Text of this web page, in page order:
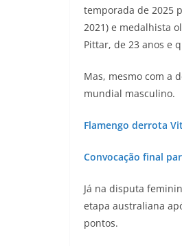
temporada de 2025
2021) e medalhista
Pittar, de 23 anos e
Mas, mesmo com a
mundial masculino.
Flamengo derrota
Convocação final
Já na disputa
etapa australiana
pontos.